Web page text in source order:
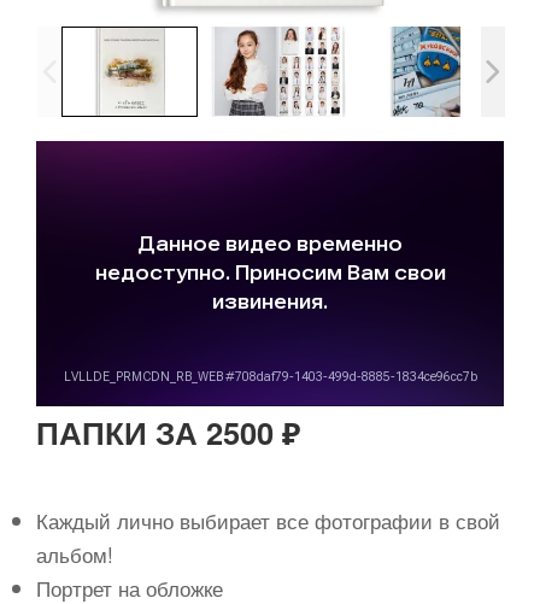
ПАПКИ ЗА 2500 ₽
Каждый лично выбирает все фотографии в свой
альбом!
Портрет на обложке